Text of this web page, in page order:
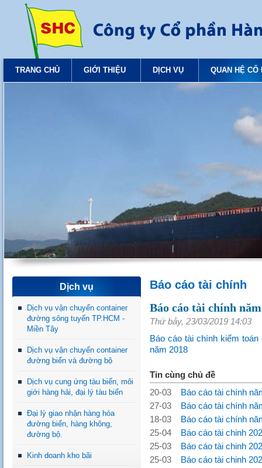
TRANG CHỦ GIỚI THIỆU DỊCH VỤ QUAN HỆ CỔ
Dịch vụ
Dịch vụ vận chuyển container
đường sông tuyến TP.HCM -
Miền Tây
Dịch vụ vận chuyển container
đường biển và đường bộ
Dịch vụ cung ứng tàu biển, môi
giới hàng hải, đại lý tàu biển
Đại lý giao nhận hàng hóa
đường biển, hàng không,
đường bộ.
Kinh doanh kho bãi
Báo cáo tài chính
Báo cáo tài chính
Thứ bảy, 23/03/2019 14:03
Báo cáo tài chính kiểm
năm 2018
Tin cùng chủ đề
20-03 Báo cáo tài chính
27-03 Báo cáo tài chính
18-03 Báo cáo tài chính
25-04 Báo cáo tài chinh
25-03 Báo cáo tài chinh
25-03 Báo cáo tài chinh